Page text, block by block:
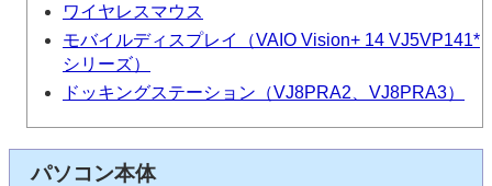
ワイヤレスマウス
モバイルディスプレイ（VAIO Vision+ 14 VJ5VP141*
シリーズ）
ドッキングステーション（VJ8PRA2、VJ8PRA3）
パソコン本体